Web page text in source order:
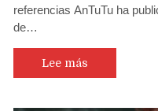
referencias AnTuTu ha
de…
Lee más